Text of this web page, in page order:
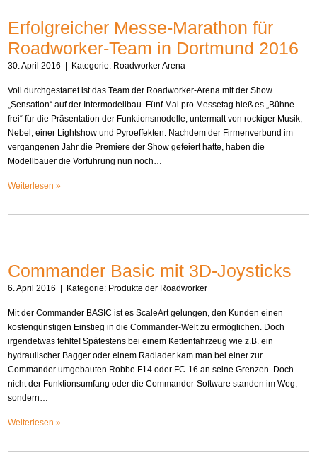
Erfolgreicher Messe-Marathon für
Roadworker-Team in Dortmund 2016
30. April 2016 | Kategorie: Roadworker Arena
Voll durchgestartet ist das Team der Roadworker-Arena mit der Show
„Sensation“ auf der Intermodellbau. Fünf Mal pro Messetag hieß es „Bühne
frei“ für die Präsentation der Funktionsmodelle, untermalt von rockiger Musik,
Nebel, einer Lightshow und Pyroeffekten. Nachdem der Firmenverbund im
vergangenen Jahr die Premiere der Show gefeiert hatte, haben die
Modellbauer die Vorführung nun noch…
Weiterlesen »
Commander Basic mit 3D-Joysticks
6. April 2016 | Kategorie: Produkte der Roadworker
Mit der Commander BASIC ist es ScaleArt gelungen, den Kunden einen
kostengünstigen Einstieg in die Commander-Welt zu ermöglichen. Doch
irgendetwas fehlte! Spätestens bei einem Kettenfahrzeug wie z.B. ein
hydraulischer Bagger oder einem Radlader kam man bei einer zur
Commander umgebauten Robbe F14 oder FC-16 an seine Grenzen. Doch
nicht der Funktionsumfang oder die Commander-Software standen im Weg,
sondern…
Weiterlesen »